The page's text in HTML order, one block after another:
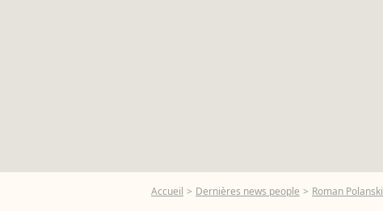
Accueil Dernières news people Roman Polanski